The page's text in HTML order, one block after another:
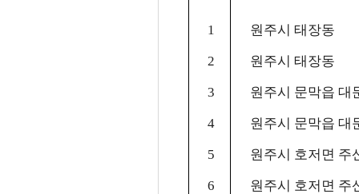
1
2
3
4
5
6
원주시 태장동
원주시 태장동
원주시 문막읍 대
원주시 문막읍 대
원주시 호저면 주
원주시 호저면 주